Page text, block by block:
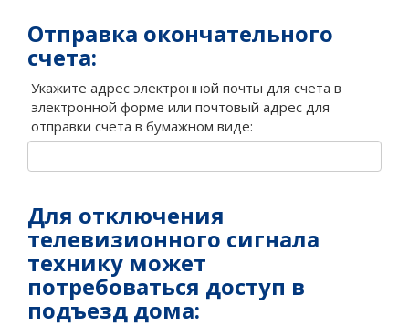
Отправка окончательного
счета:
Укажите адрес электронной почты для счета в
электронной форме или почтовый адрес для
отправки счета в бумажном виде:
Для отключения
телевизионного сигнала
технику может
потребоваться доступ в
подъезд дома: